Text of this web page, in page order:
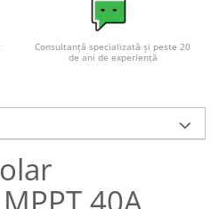
Consultanță specializată și peste 20
de ani de experiență